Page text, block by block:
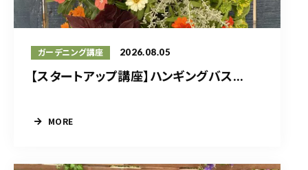
ガーデニング講座 2026.08.05
【スタートアップ講座】ハンギングバス...
MORE